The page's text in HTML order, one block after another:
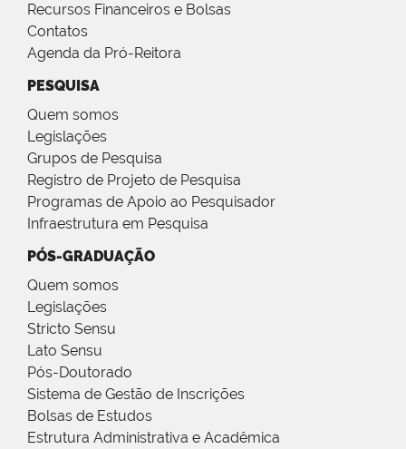
Recursos Financeiros e Bolsas
Contatos
Agenda da Pró-Reitora
PESQUISA
Quem somos
Legislações
Grupos de Pesquisa
Registro de Projeto de Pesquisa
Programas de Apoio ao Pesquisador
Infraestrutura em Pesquisa
PÓS-GRADUAÇÃO
Quem somos
Legislações
Stricto Sensu
Lato Sensu
Pós-Doutorado
Sistema de Gestão de Inscrições
Bolsas de Estudos
Estrutura Administrativa e Acadêmica